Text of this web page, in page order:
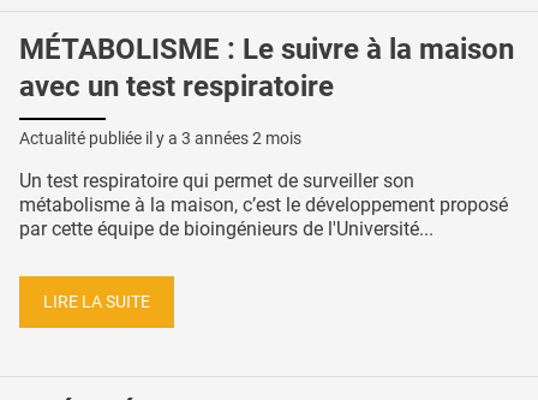
MÉTABOLISME : Le suivre à la maison
avec un test respiratoire
Actualité publiée il y a 3 années 2 mois
Un test respiratoire qui permet de surveiller son
métabolisme à la maison, c’est le développement proposé
par cette équipe de bioingénieurs de l'Université...
LIRE LA SUITE